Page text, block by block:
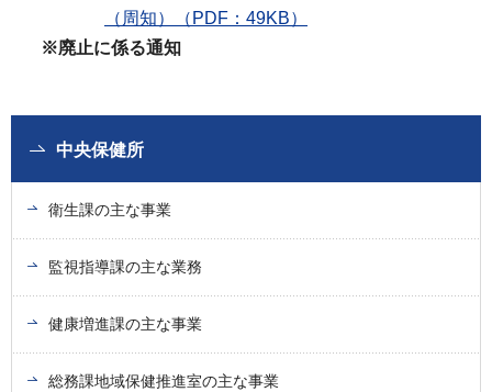
（周知）（PDF：49KB）
※廃止に係る通知
中央保健所
衛生課の主な事業
監視指導課の主な業務
健康増進課の主な事業
総務課地域保健推進室の主な事業